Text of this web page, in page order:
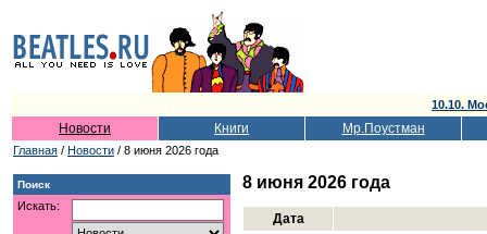
10.10.
Новости Книги Мр.Поустман
Главная / Новости / 8 июня 2026 года
Поиск
Искать:
8 июня 2026 года
Дата